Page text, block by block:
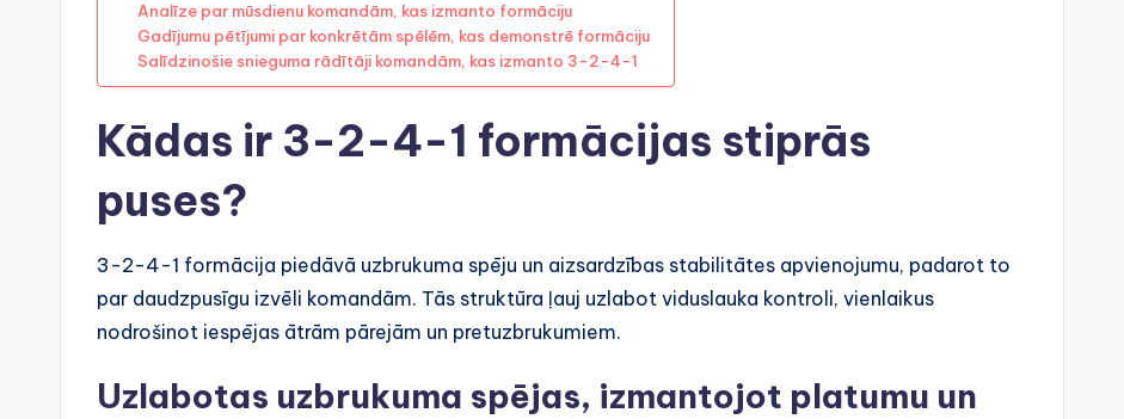
Analīze par mūsdienu komandām, kas izmanto formāciju
Gadījumu pētījumi par konkrētām spēlēm, kas demonstrē formāciju
Salīdzinošie snieguma rādītāji komandām, kas izmanto 3-2-4-1
Kādas ir 3-2-4-1 formācijas stiprās
puses?
3-2-4-1 formācija piedāvā uzbrukuma spēju un aizsardzības stabilitātes apvienojumu, padarot to
par daudzpusīgu izvēli komandām. Tās struktūra ļauj uzlabot viduslauka kontroli, vienlaikus
nodrošinot iespējas ātrām pārejām un pretuzbrukumiem.
Uzlabotas uzbrukuma spējas, izmantojot platumu un